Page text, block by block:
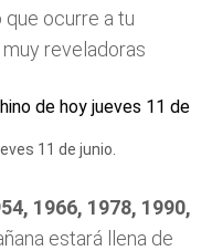
ocurre a tu
reveladoras
11 de junio.
1966, 1978, 1990,
estará llena de